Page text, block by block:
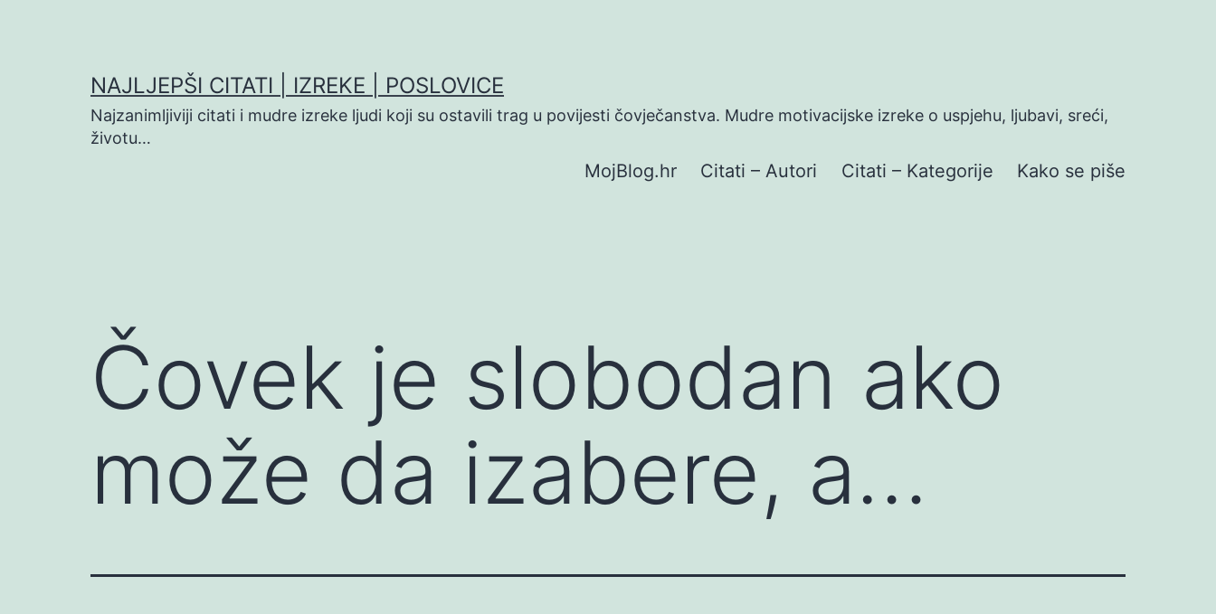
NAJLJEPŠI CITATI | IZREKE | POSLOVICE
Najzanimljiviji citati i mudre izreke ljudi koji su ostavili trag u povijesti čovječanstva. Mudre motivacijske izreke o uspjehu, ljubavi, sreći,
životu…
MojBlog.hr Citati – Autori Citati – Kategorije Kako se piše
Čovek je slobodan ako
može da izabere, a…